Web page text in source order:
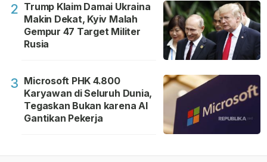
2 Trump Klaim Damai Ukraina
Makin Dekat, Kyiv Malah
Gempur 47 Target Militer
Rusia
3 Microsoft PHK 4.800
Karyawan di Seluruh Dunia,
Tegaskan Bukan karena AI
Gantikan Pekerja